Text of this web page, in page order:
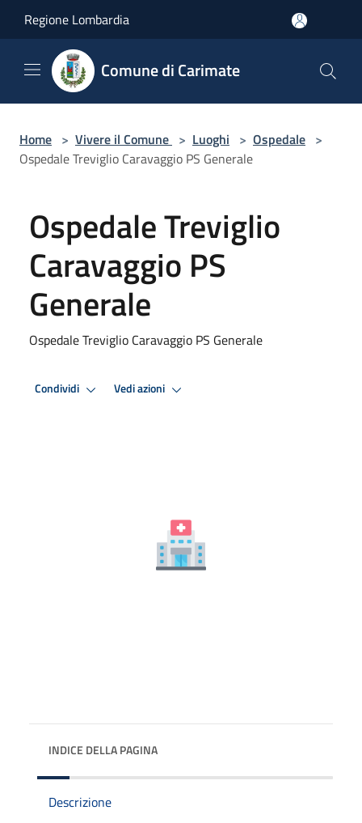
Regione Lombardia
Comune di Carimate
Home > Vivere il Comune > Luoghi > Ospedale >
Ospedale Treviglio Caravaggio PS Generale
Ospedale Treviglio
Caravaggio PS
Generale
Ospedale Treviglio Caravaggio PS Generale
Condividi Vedi azioni
INDICE DELLA PAGINA
Descrizione